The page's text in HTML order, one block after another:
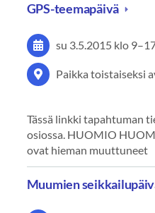
GPS-teemapäivä
su 3.5.2015 klo 9–
Paikka toistaiseksi
Tässä linkki tapahtuman
osiossa. HUOMIO
ovat hieman muuttuneet
Muumien